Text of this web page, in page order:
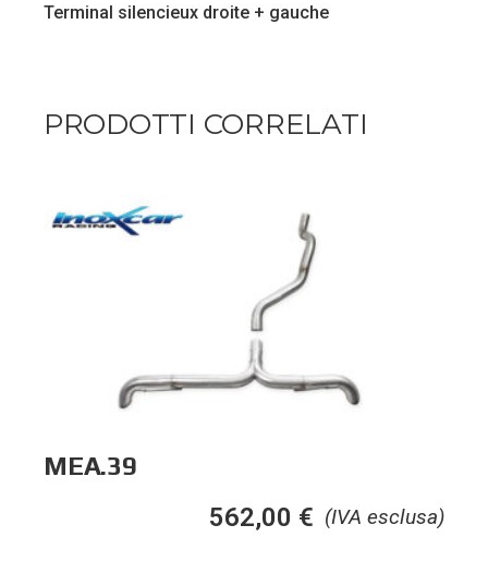
Terminal silencieux droite + gauche
PRODOTTI CORRELATI
MEA.39
(IVA esclusa)
562,00 €